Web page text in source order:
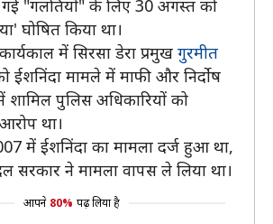
गई "गलतियों" के लिए 30 अगस्त को
घोषित किया था।
में सिरसा डेरा प्रमुख गुरमीत
ईशनिंदा मामले में माफी और निर्दोष
शामिल पुलिस अधिकारियों को
था।
में ईशनिंदा का मामला दर्ज हुआ था,
सरकार ने मामला वापस ले लिया था।
आपने 80% पढ़ लिया है